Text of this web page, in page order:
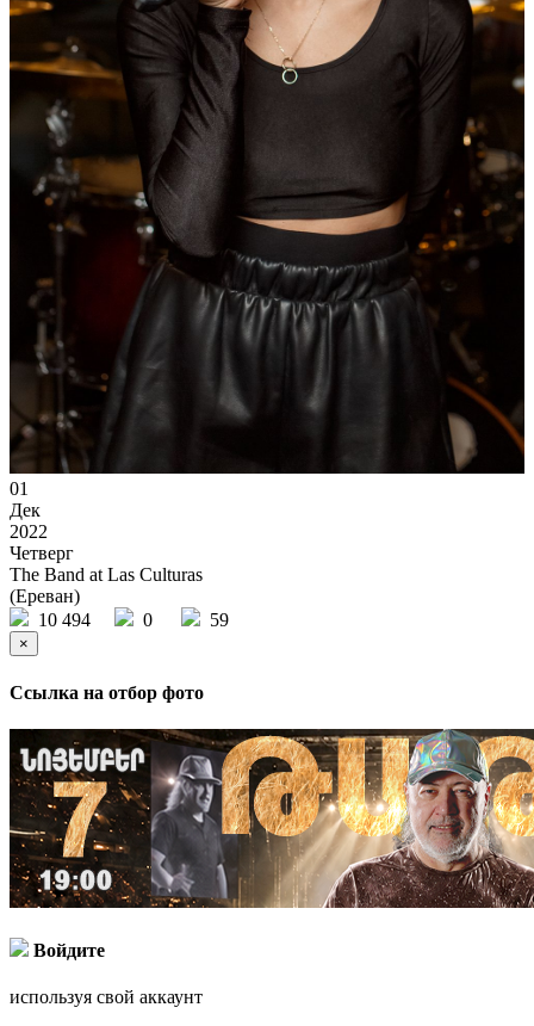
01
Дек
2022
Четверг
The Band at Las Culturas
(Ереван)
10 494
0 59
×
Ссылка на отбор фото
Войдите
используя свой аккаунт